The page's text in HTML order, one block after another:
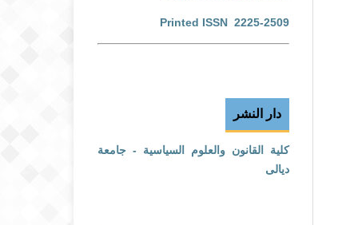
Printed ISSN 2225-2509
دار النشر
كلية القانون والعلوم السياسية - جامعة
ديالى